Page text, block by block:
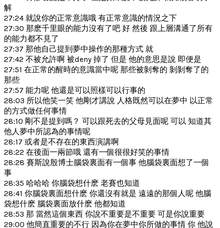
解
27:24 就說你的正常意識哦 有正常意識的情況之下
27:30 那麽千里眼的能力沒有了吧 好 然後 跟上層溝通了所有
的能力都不見了
27:37 那他自己提到夢中操作的那種方式 就
27:42 不被允許啊 被deny 掉了 但是 他的意思是說 即便是
27:51 在正常的醒時的意識當中呢 那些被剝奪的 剝剝奪了的
那些
27:57 能力呢 他還是可以照樣可以行事的
28:03 所以他笑一笑 他剛才講說 人格既然可以在夢中 以正常
的方式做任何事情
28:10 剛不是提到嗎？ 可以跟死去的父母見面呢 可以 知道其
他人夢中所認為的事情呢
28:17 或者是不存在的東西演講啊
28:22 在後面一兩節哦 還有一個很很好笑的事情
28:28 賽斯說殷博士腦袋裏面有一個事 他腦袋裏面想了一個
事
28:35 哈哈哈 你腦袋想什麽 老賽也知道
28:41 你腦袋裏面想什麽 你還沒有就是 遠遠的那個人呢 他腦
袋想什麽 腦袋裏面放什麽 他都知道
28:53 那 當然這個東西 你說不重要是不重要 可是你說重要
29:00 他簡直重要的不行 因為你在夢中你所做的事情 你 他說